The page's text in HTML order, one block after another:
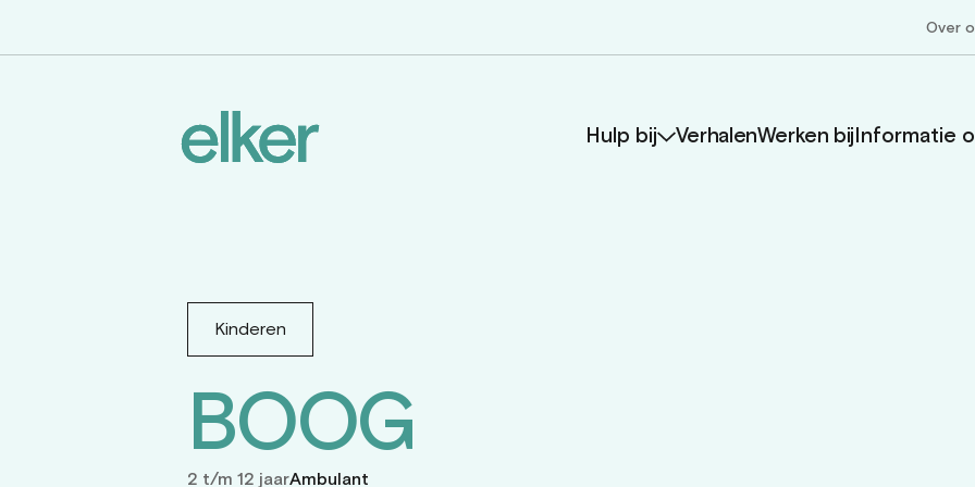
Over
Hulp bij VerhalenWerken bij Informatie
Kinderen
BOOG
2 t/m 12 jaarAmbulant